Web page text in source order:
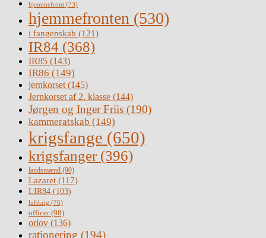
hjemmefront (73)
hjemmefronten (530)
i fangenskab (121)
IR84 (368)
IR85 (143)
IR86 (149)
jernkorset (145)
Jernkorset af 2. klasse (144)
Jørgen og Inger Friis (190)
kammeratskab (149)
krigsfange (650)
krigsfanger (396)
landsmænd (90)
Lazaret (117)
LIR84 (103)
luftkrig (76)
officer(98)
orlov (136)
rationering (194)